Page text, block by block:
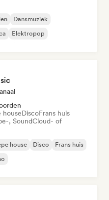
Dansmuziek
Elektropop
houseDiscoFrans huis
, SoundCloud- of
house Disco
Frans huis